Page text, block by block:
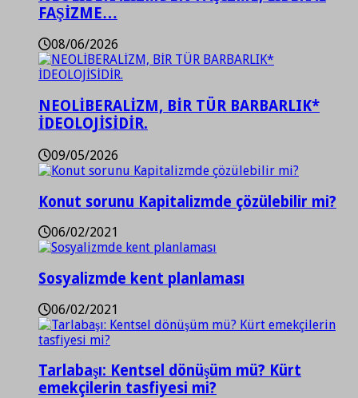
FAŞİZME…
08/06/2026
NEOLİBERALİZM, BİR TÜR BARBARLIK*
İDEOLOJİSİDİR.
09/05/2026
Konut sorunu Kapitalizmde çözülebilir mi?
06/02/2021
Sosyalizmde kent planlaması
06/02/2021
Tarlabaşı: Kentsel dönüşüm mü? Kürt
emekçilerin tasfiyesi mi?